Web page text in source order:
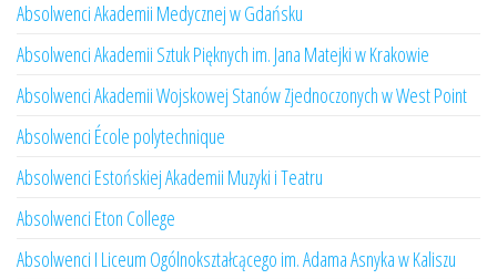
Absolwenci Akademii Medycznej w Gdańsku
Absolwenci Akademii Sztuk Pięknych im. Jana Matejki w Krakowie
Absolwenci Akademii Wojskowej Stanów Zjednoczonych w West Point
Absolwenci École polytechnique
Absolwenci Estońskiej Akademii Muzyki i Teatru
Absolwenci Eton College
Absolwenci I Liceum Ogólnokształcącego im. Adama Asnyka w Kaliszu